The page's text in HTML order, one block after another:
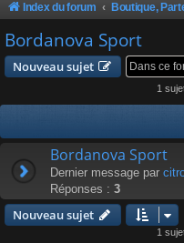
Index du forum
Bordanova Sport
Nouveau sujet
1
Bordanova Sport
Dernier message par
Réponses : 3
Nouveau sujet
1